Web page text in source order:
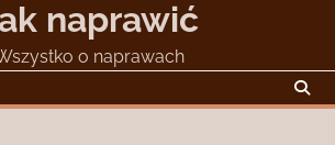
naprawić
o naprawach